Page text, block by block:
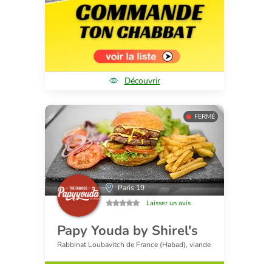
Découvrir
FERMÉ
Paris 19
Laisser un avis
Papy Youda by Shirel's
Rabbinat Loubavitch de France (Habad), viande